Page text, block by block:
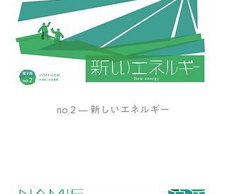
no.2 — 新しいエネルギー